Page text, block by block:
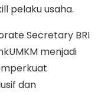
pelaku usaha.
Secretary BRI
menjadi
dan